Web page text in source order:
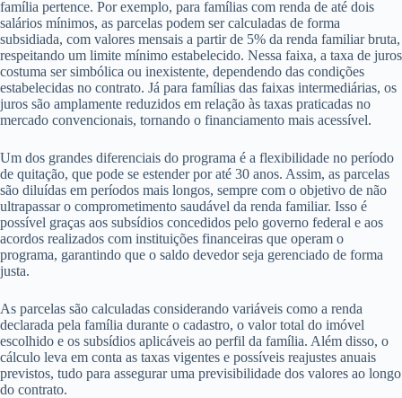
família pertence. Por exemplo, para famílias com renda de até dois
salários mínimos, as parcelas podem ser calculadas de forma
subsidiada, com valores mensais a partir de 5% da renda familiar bruta,
respeitando um limite mínimo estabelecido. Nessa faixa, a taxa de juros
costuma ser simbólica ou inexistente, dependendo das condições
estabelecidas no contrato. Já para famílias das faixas intermediárias, os
juros são amplamente reduzidos em relação às taxas praticadas no
mercado convencionais, tornando o financiamento mais acessível.
Um dos grandes diferenciais do programa é a flexibilidade no período
de quitação, que pode se estender por até 30 anos. Assim, as parcelas
são diluídas em períodos mais longos, sempre com o objetivo de não
ultrapassar o comprometimento saudável da renda familiar. Isso é
possível graças aos subsídios concedidos pelo governo federal e aos
acordos realizados com instituições financeiras que operam o
programa, garantindo que o saldo devedor seja gerenciado de forma
justa.
As parcelas são calculadas considerando variáveis como a renda
declarada pela família durante o cadastro, o valor total do imóvel
escolhido e os subsídios aplicáveis ao perfil da família. Além disso, o
cálculo leva em conta as taxas vigentes e possíveis reajustes anuais
previstos, tudo para assegurar uma previsibilidade dos valores ao longo
do contrato.